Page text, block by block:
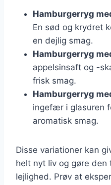
Hamburgerryg
En sød og krydret
en dejlig smag.
Hamburgerryg
appelsinsaft og -
frisk smag.
Hamburgerryg
ingefær i glasuren
aromatisk smag.
Disse variationer kan
helt nyt liv og gøre
lejlighed. Prøv at